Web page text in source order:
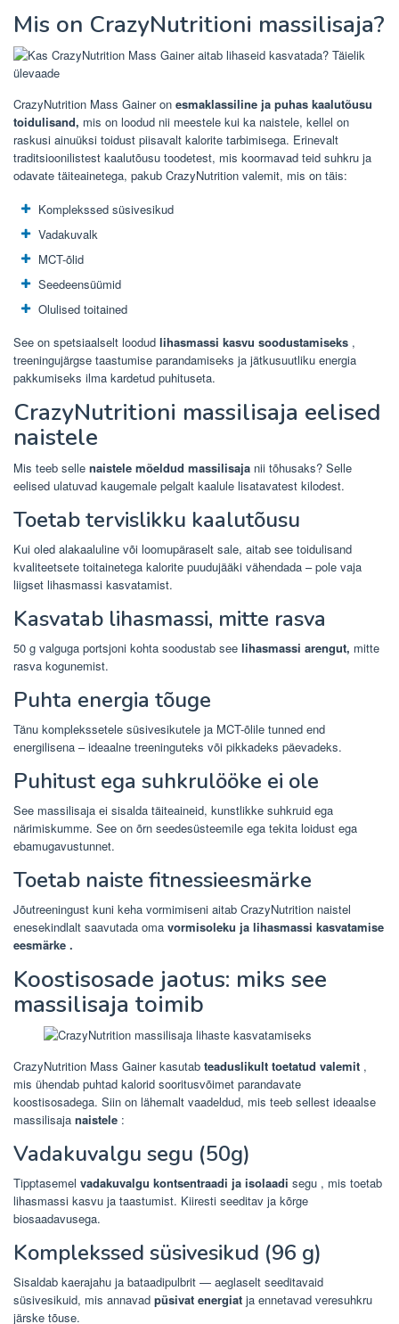
Mis on CrazyNutritioni massilisaja?
CrazyNutrition Mass Gainer on esmaklassiline ja puhas kaalutõusu
toidulisand, mis on loodud nii meestele kui ka naistele, kellel on
raskusi ainuüksi toidust piisavalt kalorite tarbimisega. Erinevalt
traditsioonilistest kaalutõusu toodetest, mis koormavad teid suhkru ja
odavate täiteainetega, pakub CrazyNutrition valemit, mis on täis:
Komplekssed süsivesikud
Vadakuvalk
MCT-õlid
Seedeensüümid
Olulised toitained
See on spetsiaalselt loodud lihasmassi kasvu soodustamiseks ,
treeningujärgse taastumise parandamiseks ja jätkusuutliku energia
pakkumiseks ilma kardetud puhituseta.
CrazyNutritioni massilisaja eelised
naistele
Mis teeb selle naistele mõeldud massilisaja nii tõhusaks? Selle
eelised ulatuvad kaugemale pelgalt kaalule lisatavatest kilodest.
Toetab tervislikku kaalutõusu
Kui oled alakaaluline või loomupäraselt sale, aitab see toidulisand
kvaliteetsete toitainetega kalorite puudujääki vähendada – pole vaja
liigset lihasmassi kasvatamist.
Kasvatab lihasmassi, mitte rasva
50 g valguga portsjoni kohta soodustab see lihasmassi arengut, mitte
rasva kogunemist.
Puhta energia tõuge
Tänu komplekssetele süsivesikutele ja MCT-õlile tunned end
energilisena – ideaalne treeninguteks või pikkadeks päevadeks.
Puhitust ega suhkrulööke ei ole
See massilisaja ei sisalda täiteaineid, kunstlikke suhkruid ega
närimiskumme. See on õrn seedesüsteemile ega tekita loidust ega
ebamugavustunnet.
Toetab naiste fitnessieesmärke
Jõutreeningust kuni keha vormimiseni aitab CrazyNutrition naistel
enesekindlalt saavutada oma vormisoleku ja lihasmassi kasvatamise
eesmärke .
Koostisosade jaotus: miks see
massilisaja toimib
CrazyNutrition Mass Gainer kasutab teaduslikult toetatud valemit ,
mis ühendab puhtad kalorid sooritusvõimet parandavate
koostisosadega. Siin on lähemalt vaadeldud, mis teeb sellest ideaalse
massilisaja naistele :
Vadakuvalgu segu (50g)
Tipptasemel vadakuvalgu kontsentraadi ja isolaadi segu , mis toetab
lihasmassi kasvu ja taastumist. Kiiresti seeditav ja kõrge
biosaadavusega.
Komplekssed süsivesikud (96 g)
Sisaldab kaerajahu ja bataadipulbrit — aeglaselt seeditavaid
süsivesikuid, mis annavad püsivat energiat ja ennetavad veresuhkru
järske tõuse.